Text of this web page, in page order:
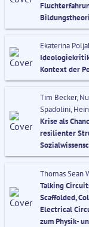
Ekaterina
Kontext der
Tim Becker,
Spadolini,
Krise als
resilienter
Thomas Sean
Talking
Scaffolded,
Electrical
zum Physik-